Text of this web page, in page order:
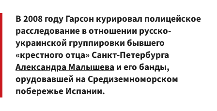
В 2008 году Гарсон курировал полицейское
расследование в отношении русско-
украинской группировки бывшего
«крестного отца» Санкт-Петербурга
Александра Малышеваи его банды,
орудовавшей на Средиземноморском
побережье Испании.